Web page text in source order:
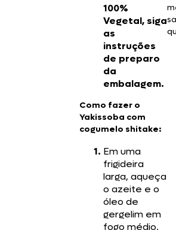
100%
Vegetal, siga
as
instruções
de preparo
da
embalagem.
Como fazer o
Yakissoba com
cogumelo shitake:
Em uma
frigideira
larga, aqueça
o azeite e o
óleo de
gergelim em
fogo médio.